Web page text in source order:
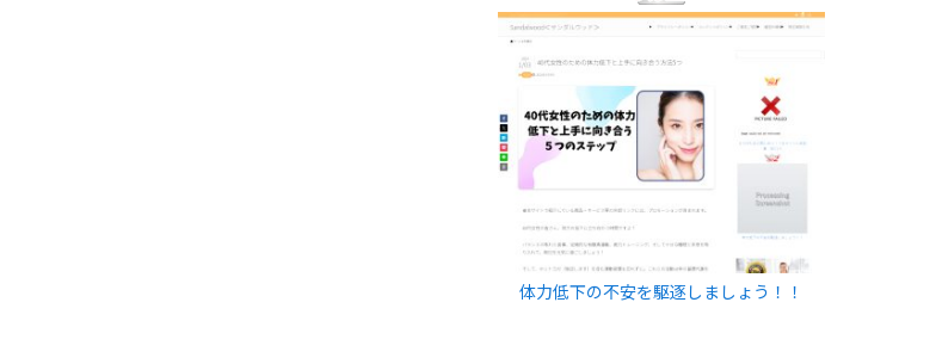
体力低下の不安を駆逐しましょう！！